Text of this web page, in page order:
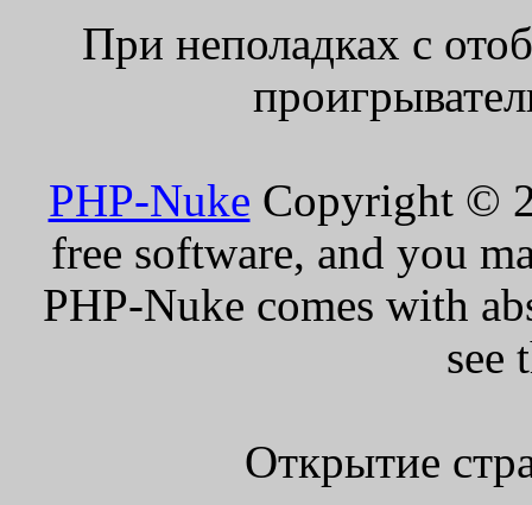
При неполадках с
PHP-Nuke Copyright ©
free software, and you
PHP-Nuke comes with
see
Открытие